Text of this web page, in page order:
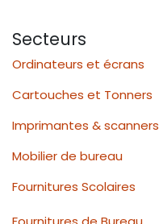
Secteurs
Ordinateurs et écrans
Cartouches et Tonners
Imprimantes & scanners
Mobilier de bureau
Fournitures Scolaires